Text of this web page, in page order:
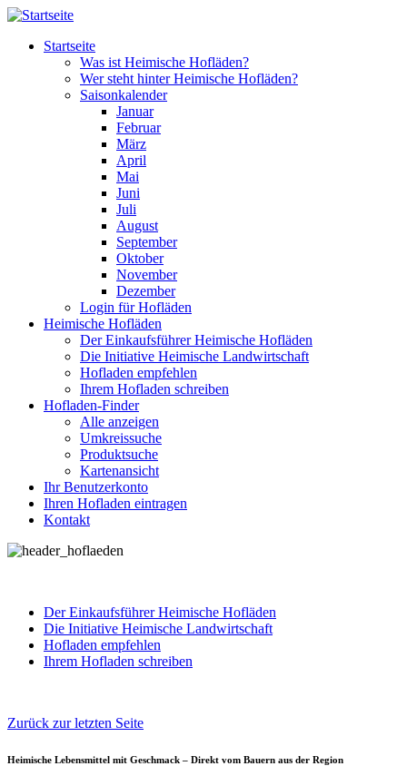
Direkt zum Inhalt
Startseite
Was ist Heimische Hofläden?
Wer steht hinter Heimische Hofläden?
Saisonkalender
Januar
Februar
März
April
Mai
Juni
Juli
August
September
Oktober
November
Dezember
Login für Hofläden
Heimische Hofläden
Der Einkaufsführer Heimische Hofläden
Die Initiative Heimische Landwirtschaft
Hofladen empfehlen
Ihrem Hofladen schreiben
Hofladen-Finder
Alle anzeigen
Umkreissuche
Produktsuche
Kartenansicht
Ihr Benutzerkonto
Ihren Hofladen eintragen
Kontakt
Der Einkaufsführer Heimische Hofläden
Die Initiative Heimische Landwirtschaft
Hofladen empfehlen
Ihrem Hofladen schreiben
Zurück zur letzten Seite
Heimische Lebensmittel mit Geschmack – Direkt vom Bauern aus der Region